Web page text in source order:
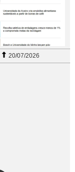
20/07/2026